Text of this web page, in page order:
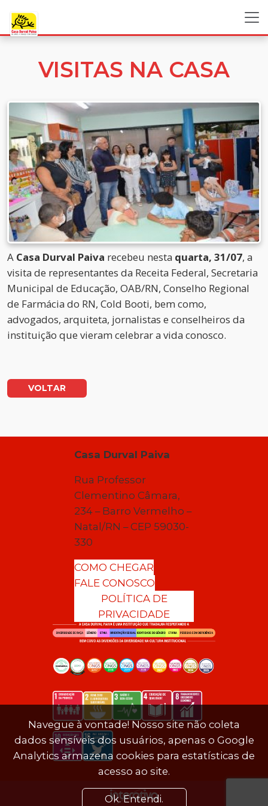
VISITAS NA CASA
A Casa Durval Paiva recebeu nesta quarta, 31/07, a
visita de representantes da Receita Federal, Secretaria
Municipal de Educação, OAB/RN, Conselho Regional
de Farmácia do RN, Cold Booti, bem como,
advogados, arquiteta, jornalistas e conselheiros da
instituição que vieram celebrar a vida conosco.
VOLTAR
Casa Durval Paiva
Rua Professor
Clementino Câmara,
234 – Barro Vermelho –
Natal/RN – CEP 59030-
330
COMO CHEGAR
FALE CONOSCO
POLÍTICA DE
PRIVACIDADE
Navegue à vontade! Nosso site não coleta
dados sensíveis dos usuários, apenas o Google
Analytics armazena cookies para estatísticas de
acesso ao site.
Ok. Entendi.